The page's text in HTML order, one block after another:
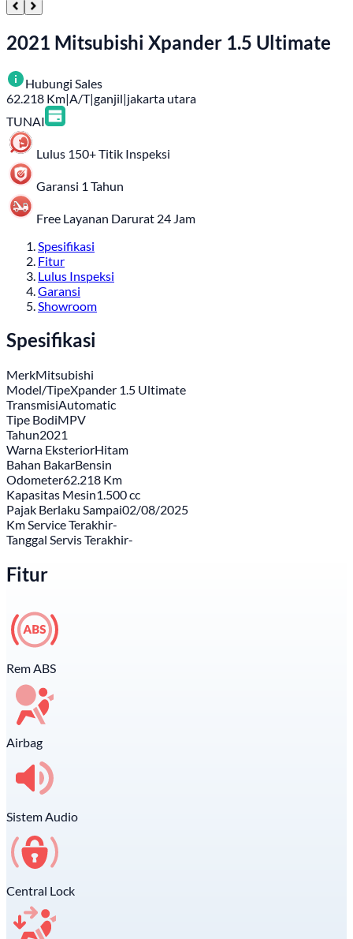
2021 Mitsubishi Xpander 1.5 Ultimate
Hubungi Sales
62.218 Km|A/T|ganjil|jakarta utara
TUNAI
Lulus 150+ Titik Inspeksi
Garansi 1 Tahun
Free Layanan Darurat 24 Jam
Spesifikasi
Fitur
Lulus Inspeksi
Garansi
Showroom
Spesifikasi
MerkMitsubishi
Model/TipeXpander 1.5 Ultimate
TransmisiAutomatic
Tipe BodiMPV
Tahun2021
Warna EksteriorHitam
Bahan BakarBensin
Odometer62.218 Km
Kapasitas Mesin1.500 cc
Pajak Berlaku Sampai02/08/2025
Km Service Terakhir-
Tanggal Servis Terakhir-
Fitur
Rem ABS
Airbag
Sistem Audio
Central Lock